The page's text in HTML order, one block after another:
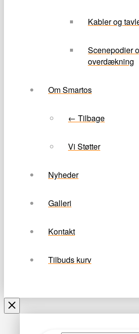
Kabler og
Scenepodier
overdækning
Om Smartos
← Tilbage
Vi Støtter
Nyheder
Galleri
Kontakt
Tilbuds kurv